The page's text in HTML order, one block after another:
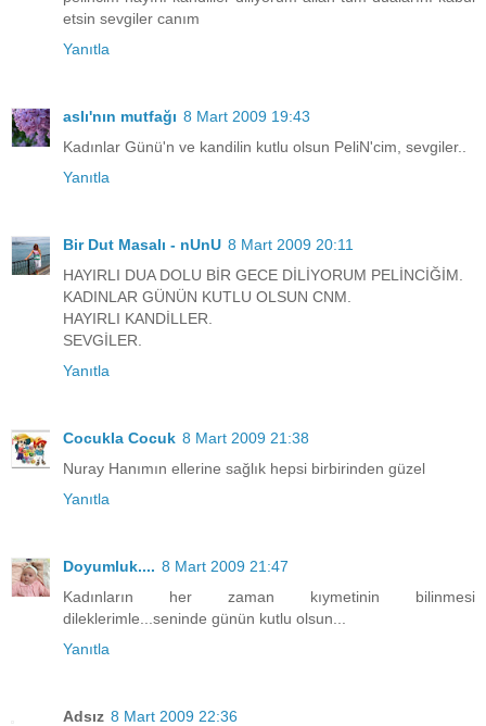
etsin sevgiler canım
Yanıtla
aslı'nın mutfağı 8 Mart 2009 19:43
Kadınlar Günü'n ve kandilin kutlu olsun PeliN'cim, sevgiler..
Yanıtla
Bir Dut Masalı - nUnU 8 Mart 2009 20:11
HAYIRLI DUA DOLU BİR GECE DİLİYORUM PELİNCİĞİM.
KADINLAR GÜNÜN KUTLU OLSUN CNM.
HAYIRLI KANDİLLER.
SEVGİLER.
Yanıtla
Cocukla Cocuk 8 Mart 2009 21:38
Nuray Hanımın ellerine sağlık hepsi birbirinden güzel
Yanıtla
Doyumluk.... 8 Mart 2009 21:47
Kadınların her zaman kıymetinin bilinmesi
dileklerimle...seninde günün kutlu olsun...
Yanıtla
Adsız 8 Mart 2009 22:36